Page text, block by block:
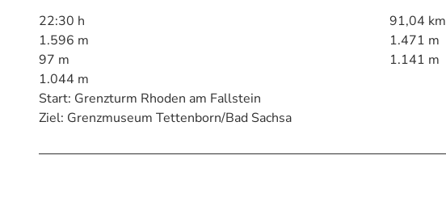
22:30 h
91,04 km
1.596 m
1.471 m
97 m
1.141 m
1.044 m
Start: Grenzturm Rhoden am Fallstein
Ziel: Grenzmuseum Tettenborn/Bad Sachsa